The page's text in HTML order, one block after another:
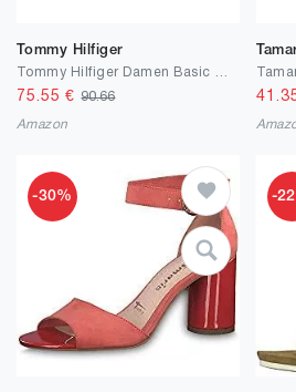
Tommy Hilfiger
75.55 €90.66
Amazon
-30% -